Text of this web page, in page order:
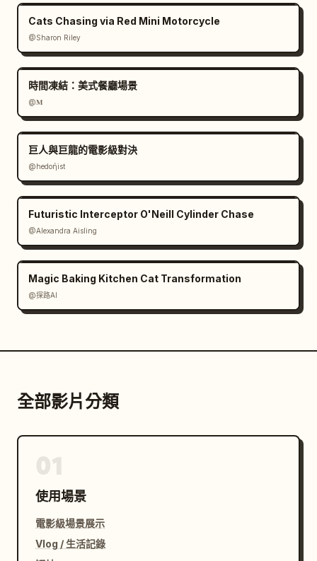
Cats Chasing via Red Mini Motorcycle
@Sharon Riley
時間凍結：美式餐廳場景
@𝐌
巨人與巨龍的電影級對決
@hedoήist
Futuristic Interceptor O'Neill Cylinder Chase
@Alexandra Aisling
Magic Baking Kitchen Cat Transformation
@探路AI
全部影片分類
使用場景
電影級場景展示
Vlog / 生活記錄